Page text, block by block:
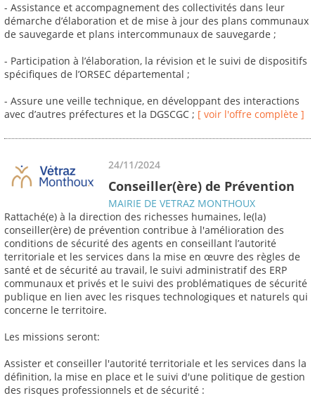
- Assistance et accompagnement des collectivités dans leur
démarche d’élaboration et de mise à jour des plans communaux
de sauvegarde et plans intercommunaux de sauvegarde ;
- Participation à l’élaboration, la révision et le suivi de dispositifs
spécifiques de l’ORSEC départemental ;
- Assure une veille technique, en développant des interactions
avec d’autres préfectures et la DGSCGC ; [ voir l'offre complète ]
24/11/2024
Conseiller(ère) de Prévention
MAIRIE DE VETRAZ MONTHOUX
Rattaché(e) à la direction des richesses humaines, le(la)
conseiller(ère) de prévention contribue à l'amélioration des
conditions de sécurité des agents en conseillant l’autorité
territoriale et les services dans la mise en œuvre des règles de
santé et de sécurité au travail, le suivi administratif des ERP
communaux et privés et le suivi des problématiques de sécurité
publique en lien avec les risques technologiques et naturels qui
concerne le territoire.
Les missions seront:
Assister et conseiller l'autorité territoriale et les services dans la
définition, la mise en place et le suivi d'une politique de gestion
des risques professionnels et de sécurité :